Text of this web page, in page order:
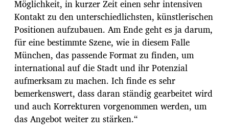
Möglichkeit, in kurzer Zeit einen sehr intensiven
Kontakt zu den unterschiedlichsten, künstlerischen
Positionen aufzubauen. Am Ende geht es ja darum,
für eine bestimmte Szene, wie in diesem Falle
München, das passende Format zu finden, um
international auf die Stadt und ihr Potenzial
aufmerksam zu machen. Ich finde es sehr
bemerkenswert, dass daran ständig gearbeitet wird
und auch Korrekturen vorgenommen werden, um
das Angebot weiter zu stärken.“